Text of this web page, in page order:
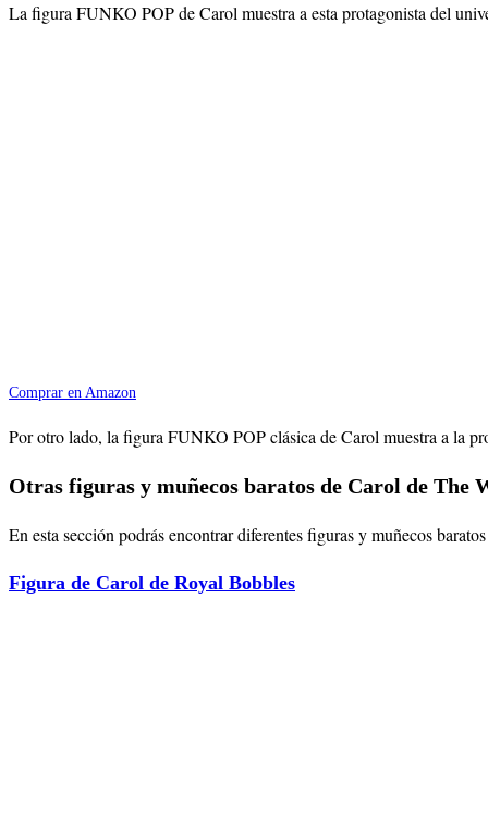
La figura FUNKO POP de Carol muestra a esta protagonista del
Comprar en Amazon
Por otro lado, la figura FUNKO POP clásica de Carol muestra a la
Otras figuras y muñecos baratos de Carol de The
En esta sección podrás encontrar diferentes figuras y muñecos
Figura de Carol de Royal Bobbles